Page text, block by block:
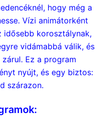
hogy még a
Vízi animátorként
idősebb korosztálynak,
vidámabbá válik, és
Ez a program
nyújt, és egy biztos:
szárazon.